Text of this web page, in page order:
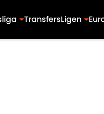
TransfersLigen